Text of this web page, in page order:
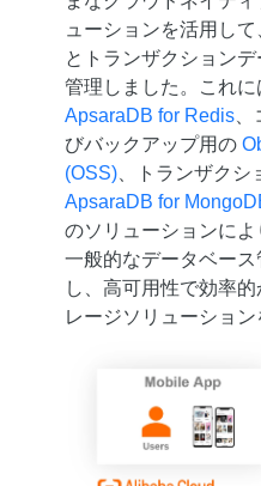
ューションを活用し
とトランザクション
管理しました。これ
ApsaraDB for Redis、
びバックアップ用の
(OSS)、トランザクシ
ApsaraDB for
のソリューションに
一般的なデータベー
し、高可用性で効率
レージソリューション